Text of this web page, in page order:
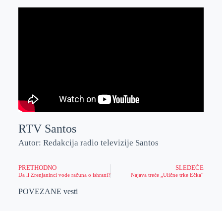
RTV Santos
Autor: Redakcija radio televizije Santos
PRETHODNO
Da li Zrenjaninci vode računa o ishrani?
SLEDEĆE
Najava treće „Ulične trke Ečka“
POVEZANE vesti